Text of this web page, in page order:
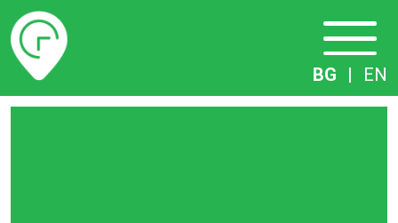
Разписание
BG | EN